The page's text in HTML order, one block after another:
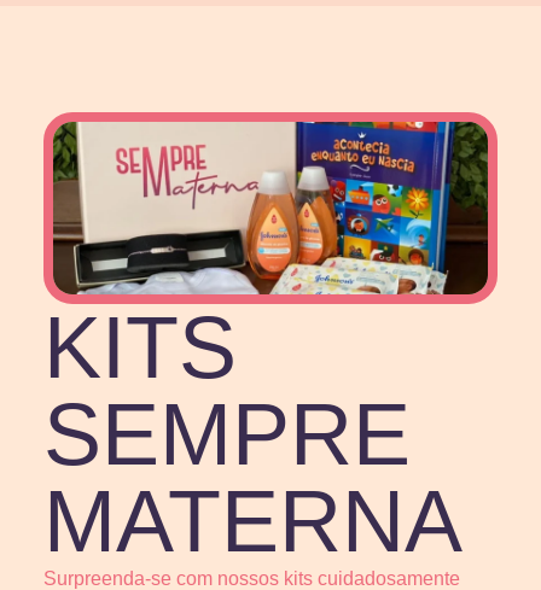
KITS
SEMPRE
MATERNA
Surpreenda-se com nossos kits cuidadosamente